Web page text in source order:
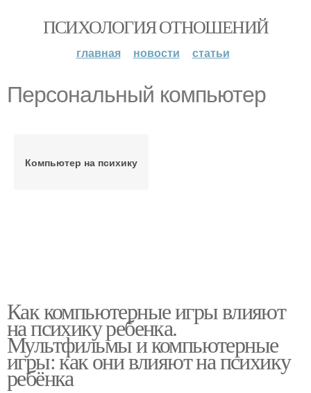
ПСИХОЛОГИЯ ОТНОШЕНИЙ
главная новости статьи
Персональный компьютер
Компьютер на психику
Как компьютерные игры влияют
на психику ребенка.
Мультфильмы и компьютерные
игры: как они влияют на психику
ребёнка